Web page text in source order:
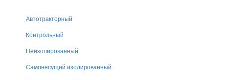
Автотракторный
Контрольный
Неизолированный
Самонесущий изолированный